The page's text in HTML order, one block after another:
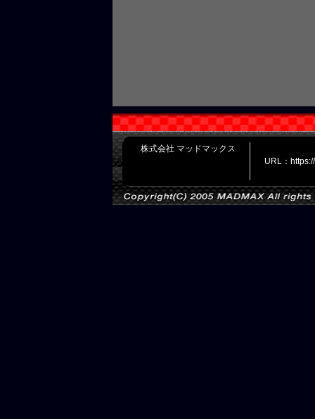
株式会社 マッドマックス
URL：